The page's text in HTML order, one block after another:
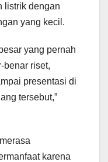
listrik dengan
yang kecil.
yang pernah
benar riset,
presentasi di
tersebut,”
karena